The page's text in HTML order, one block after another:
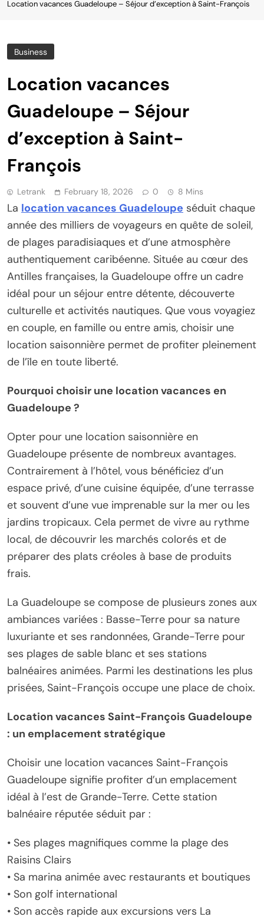
Location vacances Guadeloupe – Séjour d’exception à Saint-François
Business
Location vacances
Guadeloupe – Séjour
d’exception à Saint-
François
Letrank February 18, 2026 0 8 Mins
La location vacances Guadeloupe séduit chaque
année des milliers de voyageurs en quête de soleil,
de plages paradisiaques et d’une atmosphère
authentiquement caribéenne. Située au cœur des
Antilles françaises, la Guadeloupe offre un cadre
idéal pour un séjour entre détente, découverte
culturelle et activités nautiques. Que vous voyagiez
en couple, en famille ou entre amis, choisir une
location saisonnière permet de profiter pleinement
de l’île en toute liberté.
Pourquoi choisir une location vacances en
Guadeloupe ?
Opter pour une location saisonnière en
Guadeloupe présente de nombreux avantages.
Contrairement à l’hôtel, vous bénéficiez d’un
espace privé, d’une cuisine équipée, d’une terrasse
et souvent d’une vue imprenable sur la mer ou les
jardins tropicaux. Cela permet de vivre au rythme
local, de découvrir les marchés colorés et de
préparer des plats créoles à base de produits
frais.
La Guadeloupe se compose de plusieurs zones aux
ambiances variées : Basse-Terre pour sa nature
luxuriante et ses randonnées, Grande-Terre pour
ses plages de sable blanc et ses stations
balnéaires animées. Parmi les destinations les plus
prisées, Saint-François occupe une place de choix.
Location vacances Saint-François Guadeloupe
: un emplacement stratégique
Choisir une location vacances Saint-François
Guadeloupe signifie profiter d’un emplacement
idéal à l’est de Grande-Terre. Cette station
balnéaire réputée séduit par :
• Ses plages magnifiques comme la plage des
Raisins Clairs
• Sa marina animée avec restaurants et boutiques
• Son golf international
• Son accès rapide aux excursions vers La